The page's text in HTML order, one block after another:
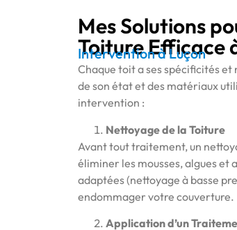
Mes Solutions
Toiture Efficace
Intervention à Luçon
Chaque toit a ses spécificités
de son état et des matériaux
intervention :
Nettoyage de la Toiture
Avant tout traitement, un
éliminer les mousses, algues et
adaptées (nettoyage à basse
endommager votre couverture.
Application d’un